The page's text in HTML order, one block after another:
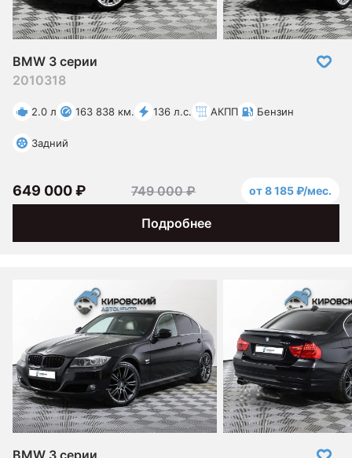
BMW 3 серии
2010318
2.0 л 163 838 км. 136 л.с. АКПП Бензин
Задний
Подробнее
649 000 ₽ 749 000 ₽ от 8 185 ₽/мес.
BMW 3 серии